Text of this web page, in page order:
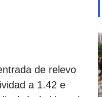
de relevo
a 1.42 e